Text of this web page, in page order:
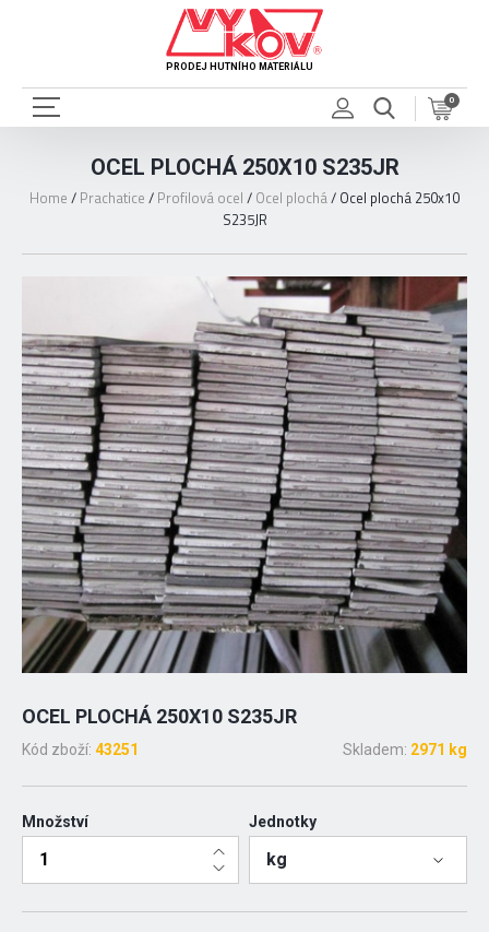
PRODEJ HUTNÍHO MATERIÁLU
0
OCEL PLOCHÁ 250X10 S235JR
Home / Prachatice / Profilová ocel / Ocel plochá/ Ocel plochá 250x10
S235JR
OCEL PLOCHÁ 250X10 S235JR
Kód zboží: 43251 Skladem: 2971 kg
Množství Jednotky
kg